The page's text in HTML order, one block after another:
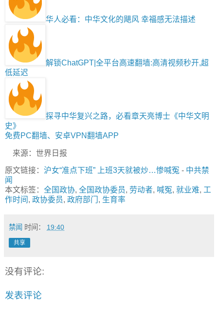
华人必看：中华文化的飓风 幸福感无法描述
解锁ChatGPT|全平台高速翻墙:高清视频秒开,超
低延迟
探寻中华复兴之路，必看章天亮博士《中华文明
史》
免费PC翻墙、安卓VPN翻墙APP
来源：世界日报
原文链接： 沪女“准点下班” 上班3天就被炒…惨喊冤 - 中共禁
闻
本文标签： 全国政协, 全国政协委员, 劳动者, 喊冤, 就业难, 工
作时间 , 政协委员, 政府部门 , 生育率
禁闻 时间： 19:40
共享
没有评论:
发表评论